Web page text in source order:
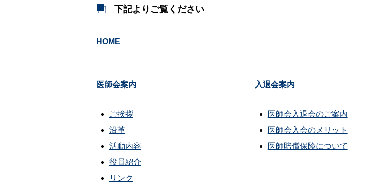
下記よりご覧ください
HOME
医師会案内
ご挨拶
沿革
活動内容
役員紹介
リンク
入退会案内
医師会入退会のご案内
医師会入会のメリット
医師賠償保険について